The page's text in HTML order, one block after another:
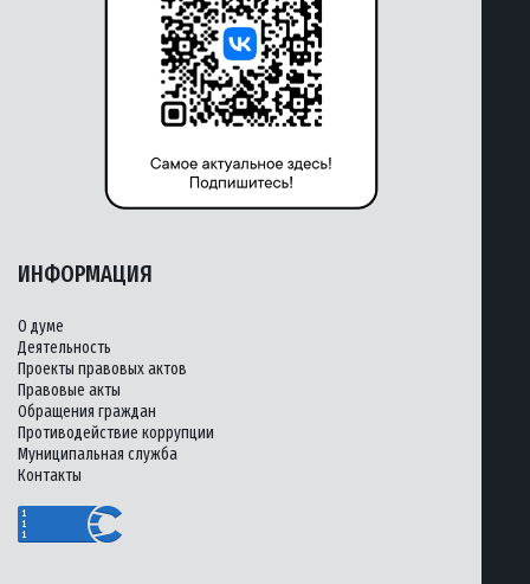
ИНФОРМАЦИЯ
О думе
Деятельность
Проекты правовых актов
Правовые акты
Обращения граждан
Противодействие коррупции
Муниципальная служба
Контакты